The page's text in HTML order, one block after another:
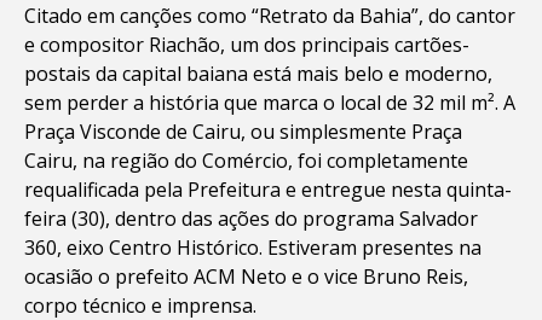
Citado em canções como “Retrato da Bahia”, do cantor
e compositor Riachão, um dos principais cartões-
postais da capital baiana está mais belo e moderno,
sem perder a história que marca o local de 32 mil m². A
Praça Visconde de Cairu, ou simplesmente Praça
Cairu, na região do Comércio, foi completamente
requalificada pela Prefeitura e entregue nesta quinta-
feira (30), dentro das ações do programa Salvador
360, eixo Centro Histórico. Estiveram presentes na
ocasião o prefeito ACM Neto e o vice Bruno Reis,
corpo técnico e imprensa.